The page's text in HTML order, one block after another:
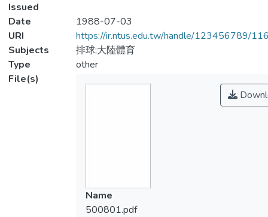
Issued
Date
1988-07-03
URI
https://ir.ntus.edu.tw/handle/123456789/
Subjects
排球;大陸體育
Type
other
File(s)
Name
500801.pdf